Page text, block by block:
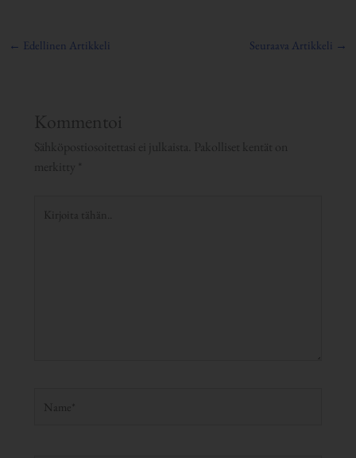
← Edellinen Artikkeli Seuraava Artikkeli →
Kommentoi
Sähköpostiosoitettasi ei julkaista. Pakolliset kentät on
merkitty *